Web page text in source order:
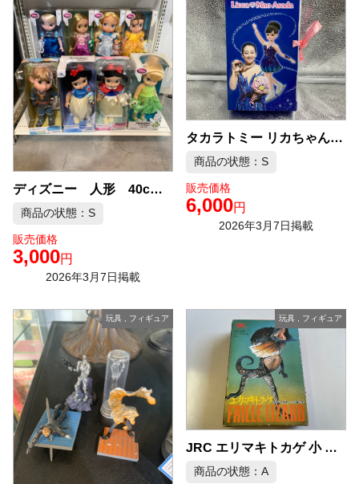
ディズニー 人形 40cm ドール 1点 中古品販売
商品の状態：S
販売価格
3,000円
2026年3月7日掲載
タカラトミー リカちゃん 浅田真央 コラボ人形 中古品販売
商品の状態：S
販売価格
6,000円
2026年3月7日掲載
玩具, フィギュア 玩具 , フィギュア
JRC エリマキトカゲ 小 レジン ガレージキット
商品の状態：A